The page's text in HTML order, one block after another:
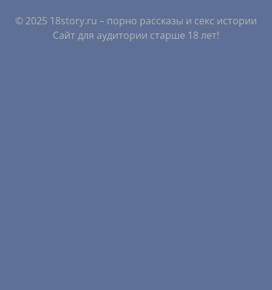
© 2025 18story.ru – порно рассказы и секс истории
Сайт для аудитории старше 18 лет!